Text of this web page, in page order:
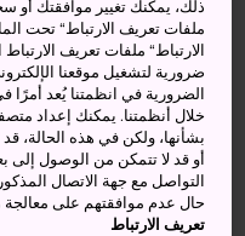
كوغين للتزلج الذي يتيح
للجبل.
كيفية الوصول
يمكنك الوصول إلى ساحات
ذلك، يمكنك تغيير موافقتك أو
الارتباط“ ملفات تعريف
ضرورية لتشغيل موقعنا
الضرورية في انظمتنا يُعد أمرًا
خلال أنظمتنا. يمكنك إعداد
بشأنها، ولكن في هذه الحالة،
أو قد لا تتمكن من الوصول
التواصل مع جهة الاتصال
حال عدم موافقتهم على معالجة
تعريف الارتباط